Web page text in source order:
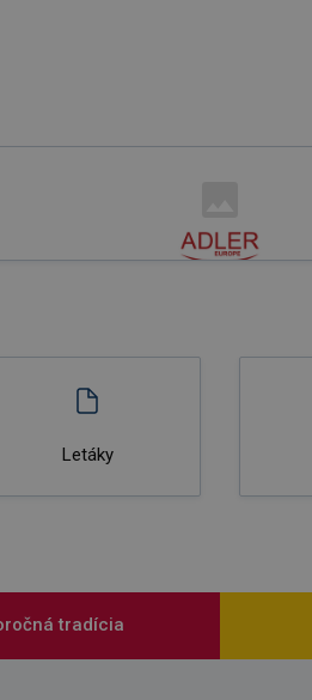
Letáky
tradícia